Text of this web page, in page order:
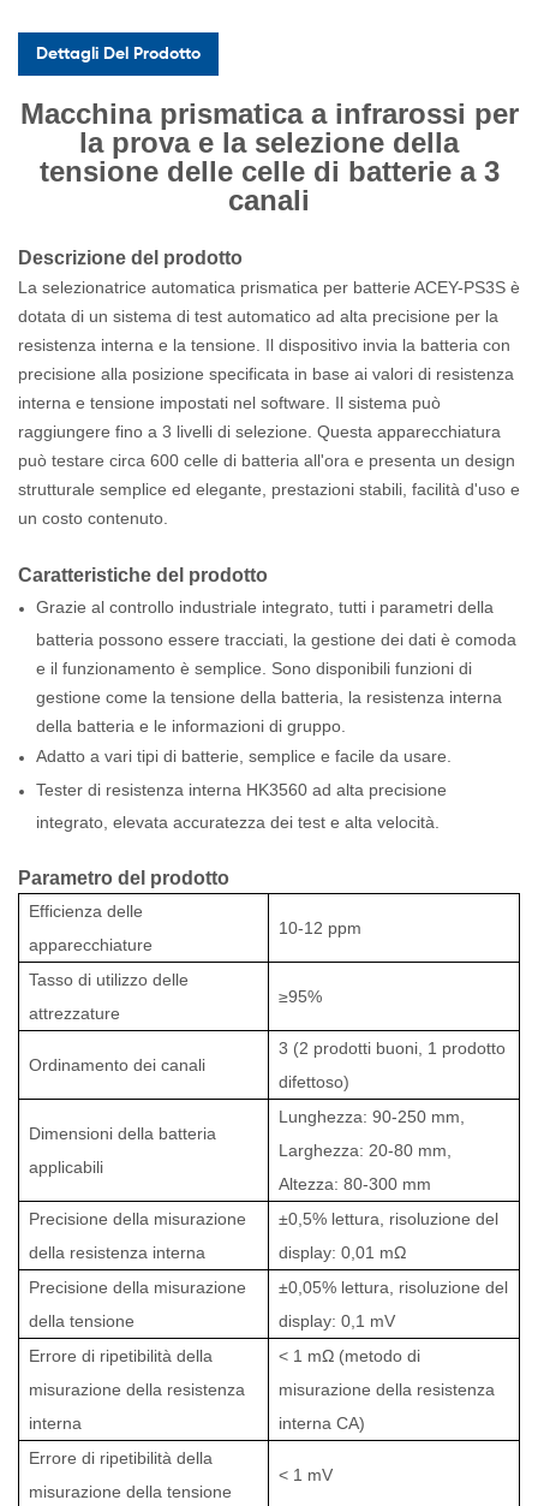
Dettagli Del Prodotto
Macchina prismatica a infrarossi per
la prova e la selezione della
tensione delle celle di batterie a 3
canali
Descrizione del prodotto
La selezionatrice automatica prismatica per batterie ACEY-PS3S è
dotata di un sistema di test automatico ad alta precisione per la
resistenza interna e la tensione. Il dispositivo invia la batteria con
precisione alla posizione specificata in base ai valori di resistenza
interna e tensione impostati nel software. Il sistema può
raggiungere fino a 3 livelli di selezione. Questa apparecchiatura
può testare circa 600 celle di batteria all'ora e presenta un design
strutturale semplice ed elegante, prestazioni stabili, facilità d'uso e
un costo contenuto.
Caratteristiche del prodotto
Grazie al controllo industriale integrato, tutti i parametri della
batteria possono essere tracciati, la gestione dei dati è comoda
e il funzionamento è semplice. Sono disponibili funzioni di
gestione come la tensione della batteria, la resistenza interna
della batteria e le informazioni di gruppo.
Adatto a vari tipi di batterie, semplice e facile da usare.
Tester di resistenza interna HK3560 ad alta precisione
integrato, elevata accuratezza dei test e alta velocità.
Parametro del prodotto
Efficienza delle
apparecchiature
10-12 ppm
Tasso di utilizzo delle
attrezzature
≥95%
Ordinamento dei canali
3 (2 prodotti buoni, 1 prodotto
difettoso)
Dimensioni della batteria
applicabili
Lunghezza: 90-250 mm,
Larghezza: 20-80 mm,
Altezza: 80-300 mm
Precisione della misurazione
della resistenza interna
±0,5% lettura, risoluzione del
display: 0,01 mΩ
Precisione della misurazione
della tensione
±0,05% lettura, risoluzione del
display: 0,1 mV
Errore di ripetibilità della
misurazione della resistenza
interna
< 1 mΩ (metodo di
misurazione della resistenza
interna CA)
Errore di ripetibilità della
misurazione della tensione
< 1 mV